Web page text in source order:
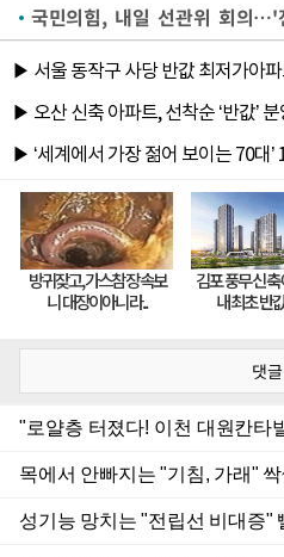
댓글